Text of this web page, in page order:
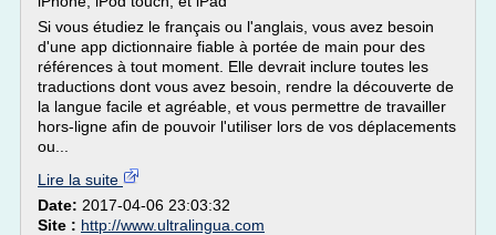
Si vous étudiez le français ou l'anglais, vous avez besoin
d'une app dictionnaire fiable à portée de main pour des
références à tout moment. Elle devrait inclure toutes les
traductions dont vous avez besoin, rendre la découverte de
la langue facile et agréable, et vous permettre de travailler
hors-ligne afin de pouvoir l'utiliser lors de vos déplacements
ou...
Lire la suite
Date: 2017-04-06 23:03:32
Site : http://www.ultralingua.com